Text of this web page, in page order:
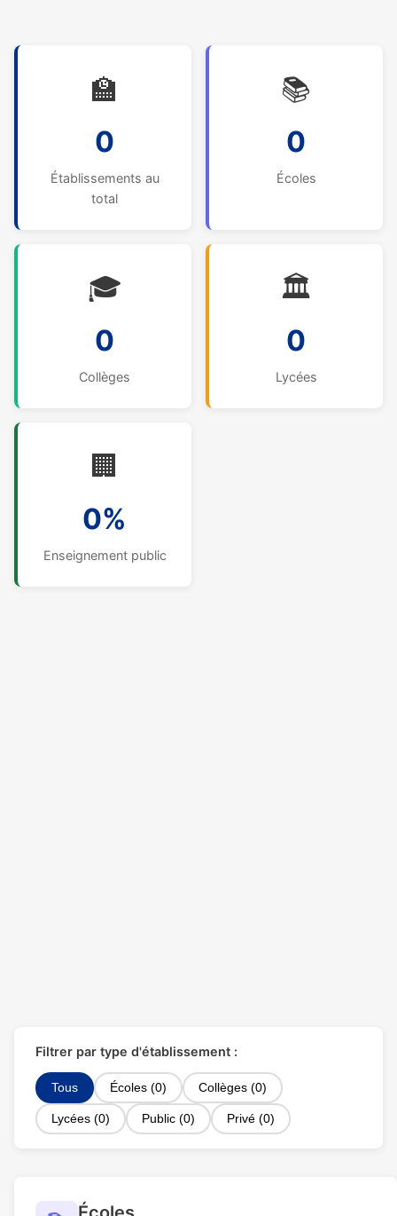
🏫
0
Établissements au
total
📚
0
Écoles
🎓
0
Collèges
🏛️
0
Lycées
🏢
0%
Enseignement public
Filtrer par type d'établissement :
Tous Écoles (0) Collèges (0)
Lycées (0) Public (0) Privé (0)